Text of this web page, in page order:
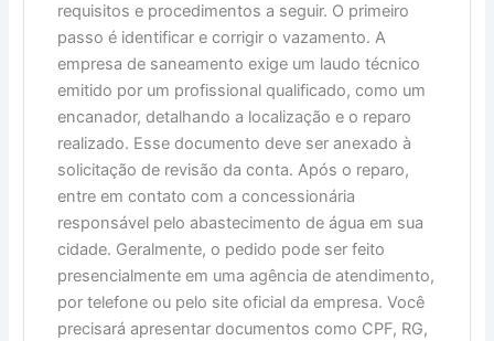
requisitos e procedimentos a seguir. O primeiro
passo é identificar e corrigir o vazamento. A
empresa de saneamento exige um laudo técnico
emitido por um profissional qualificado, como um
encanador, detalhando a localização e o reparo
realizado. Esse documento deve ser anexado à
solicitação de revisão da conta. Após o reparo,
entre em contato com a concessionária
responsável pelo abastecimento de água em sua
cidade. Geralmente, o pedido pode ser feito
presencialmente em uma agência de atendimento,
por telefone ou pelo site oficial da empresa. Você
precisará apresentar documentos como CPF, RG,